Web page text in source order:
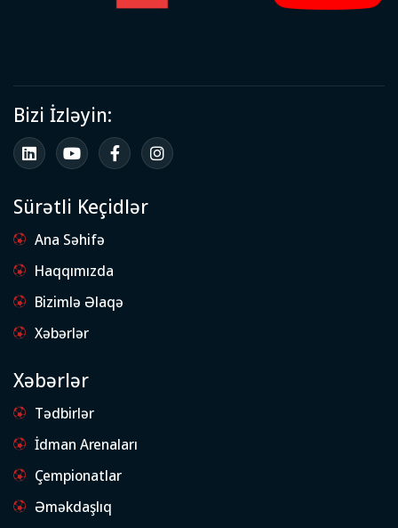
Bizi İzləyin:
Sürətli Keçidlər
Ana Səhifə
Haqqımızda
Bizimlə Əlaqə
Xəbərlər
Xəbərlər
Tədbirlər
İdman Arenaları
Çempionatlar
Əməkdaşlıq